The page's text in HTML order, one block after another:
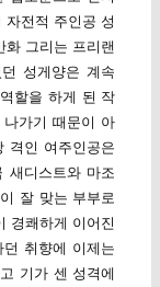
전적 주인공 성
화 그리는 프리랜
성게양은 계속
할을 하게 된 작
나가기 때문이 아
격인 여주인공은
새디스트와 마조
잘 맞는 부부로
경쾌하게 이어진
취향에 이제는
기가 센 성격에